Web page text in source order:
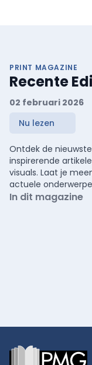
PRINT MAGAZINE
Recente
02 februari 2026
Nu lezen
Ontdek de
inspirerende
visuals. Laat je
actuele
In dit magazine
Footer